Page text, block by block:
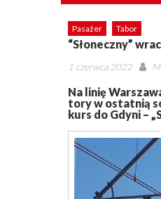
Pasażer Tabor
“Słoneczny”
Posted
1 czerwca 2022
Na linię
tory w ostatnią
kurs do Gdyni –